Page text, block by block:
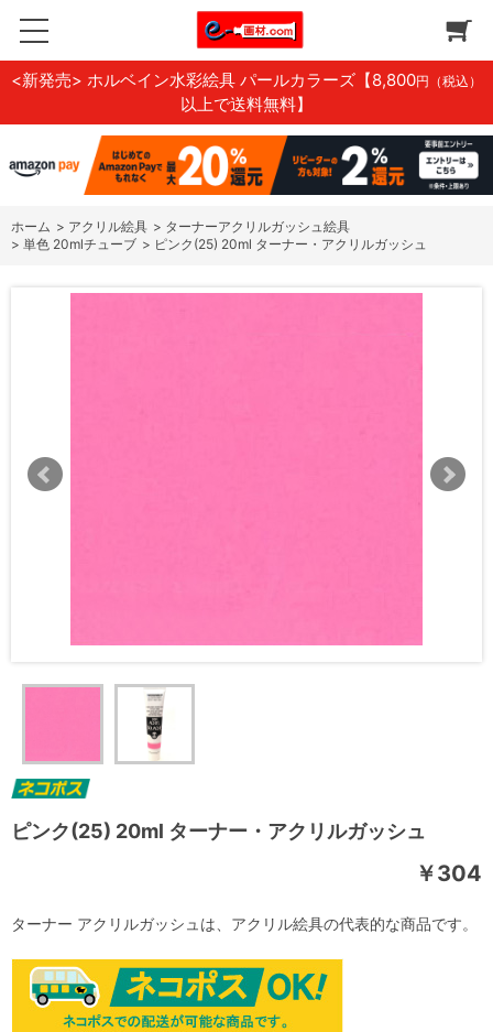
<新発売> ホルベイン水彩絵具 パールカラーズ 【8,800円（税込）
以上で送料無料】
ホーム > アクリル絵具 > ターナーアクリルガッシュ絵具
> 単色 20mlチューブ > ピンク(25) 20ml ターナー・アクリルガッシュ
ピンク(25) 20ml ターナー・アクリルガッシュ
￥304
ターナー アクリルガッシュは、アクリル絵具の代表的な商品です。